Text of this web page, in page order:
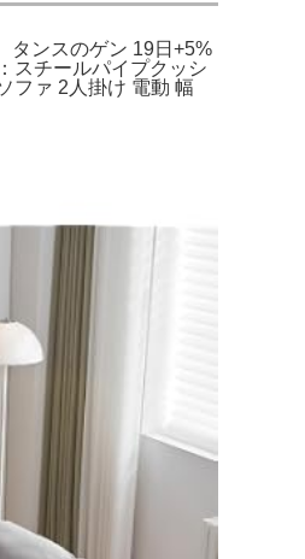
タンスのゲン 19日+5%
スチールパイプクッシ
ファ 2人掛け 電動 幅